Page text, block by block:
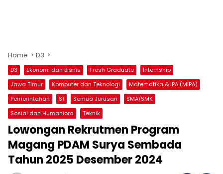
Home D3
D3 Ekonomi dan Bisnis Fresh Graduate
Internship
Jawa Timur
Komputer dan Teknologi
Matematika & IPA (MIPA)
Pemerintahan
S1 Semua Jurusan
SMA/SMK
Sosial dan Humaniora
Teknik
Lowongan Rekrutmen Program
Magang PDAM Surya Sembada
Tahun 2025 Desember 2024